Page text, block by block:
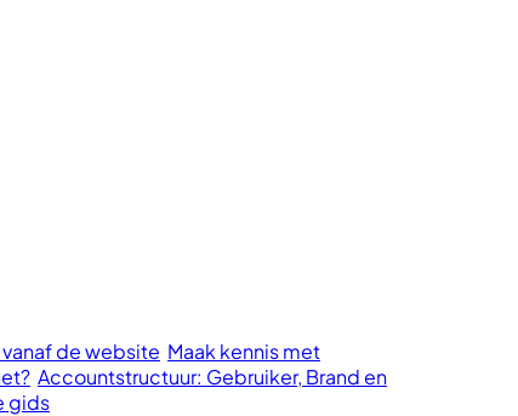
de website Maak kennis met
Accountstructuur: Gebruiker, Brand en
gids